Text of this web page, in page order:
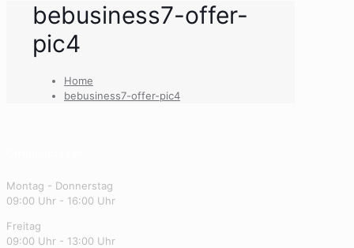
bebusiness7-offer-
pic4
Home
bebusiness7-offer-pic4
Montag - Donnerstag
09:00 Uhr - 16:00 Uhr
Freitag
09:00 Uhr - 13:00 Uhr